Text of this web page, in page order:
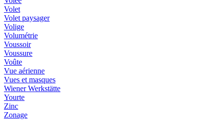
Volet
Volet paysager
Volige
Volumétrie
Voussoir
Voussure
Voûte
Vue aérienne
Vues et masques
Wiener Werkstätte
Yourte
Zinc
Zonage